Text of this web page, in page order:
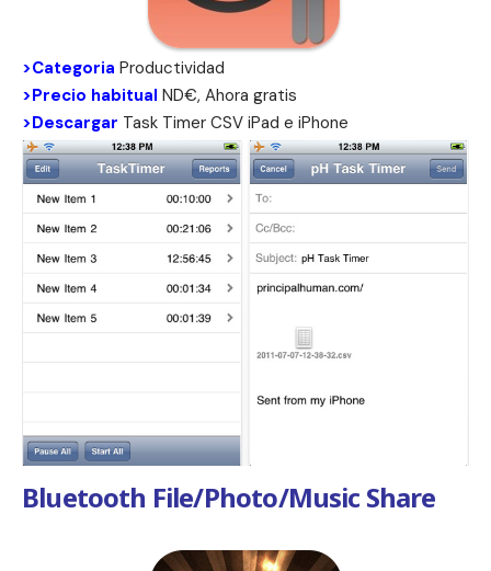
>Categoria Productividad
>Precio habitual ND€, Ahora gratis
>Descargar Task Timer CSV iPad e iPhone
Bluetooth File/Photo/Music Share